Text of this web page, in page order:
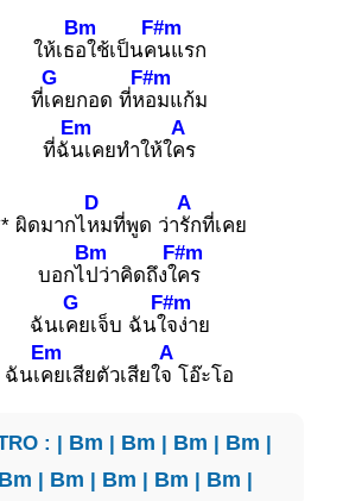
ให้เธ
Bm
อใช้เป็นค
F#m
นแรก
ที่
G
เคยกอด ที่ห
F#m
อมแก้ม
ที่ฉั
Em
นเคยทำให้ใ
A
คร
ผิดมากไ
D
หมที่พูด ว่า
A
รักที่เคย
บอกไ
Bm
ปว่าคิดถึงใ
F#m
คร
ฉันเ
G
คยเจ็บ ฉันใ
F#m
จง่าย
ฉันเ
Em
คยเสียตัวเสียใ
A
จ โอ๊ะโอ
: | Bm | Bm | Bm | Bm |
Bm | Bm | Bm | Bm | Bm |